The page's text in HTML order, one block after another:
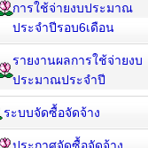
การใช้จ่ายงบประมาณ
ประจำปีรอบ6เดือน
รายงานผลการใช้จ่ายงบ
ประมาณประจำปี
ระบบจัดซื้อจัดจ้าง